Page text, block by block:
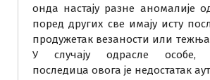
онда настају разне аномалије
поред других све имају исту
продужетак везаности или
У случају одрасле особе,
последица овога је недостатак